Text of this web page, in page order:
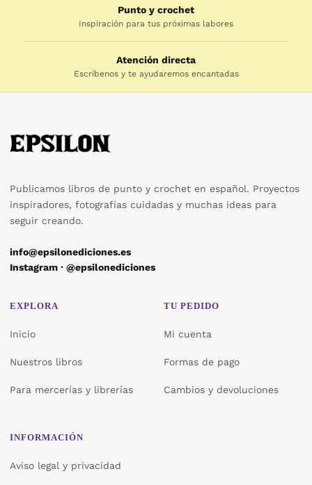
Punto y crochet
Inspiración para tus próximas labores
Atención directa
Escríbenos y te ayudaremos encantadas
Publicamos libros de punto y crochet en español. Proyectos
inspiradores, fotografías cuidadas y muchas ideas para
seguir creando.
info@epsilonediciones.es
Instagram · @epsilonediciones
EXPLORA
Inicio
Nuestros libros
Para mercerías y librerías
TU PEDIDO
Mi cuenta
Formas de pago
Cambios y devoluciones
INFORMACIÓN
Aviso legal y privacidad